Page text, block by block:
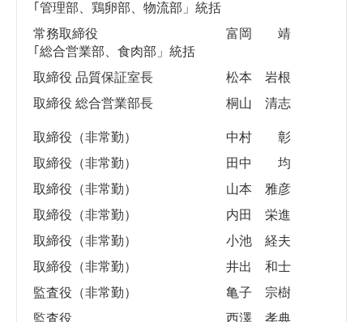
｢管理部、鶏卵部、物流部」統括
常務取締役
｢総合営業部、食肉部」統括
富岡 靖
取締役 品質保証室長
松本 岩根
取締役 総合営業部長
桐山 清志
取締役（非常勤）
中村 彰
取締役（非常勤）
田中 均
取締役（非常勤）
山本 雅彦
取締役（非常勤）
内田 栄進
取締役（非常勤）
小池 経夫
取締役（非常勤）
井出 和士
監査役（非常勤）
亀子 宗樹
監査役
西澤 孝典